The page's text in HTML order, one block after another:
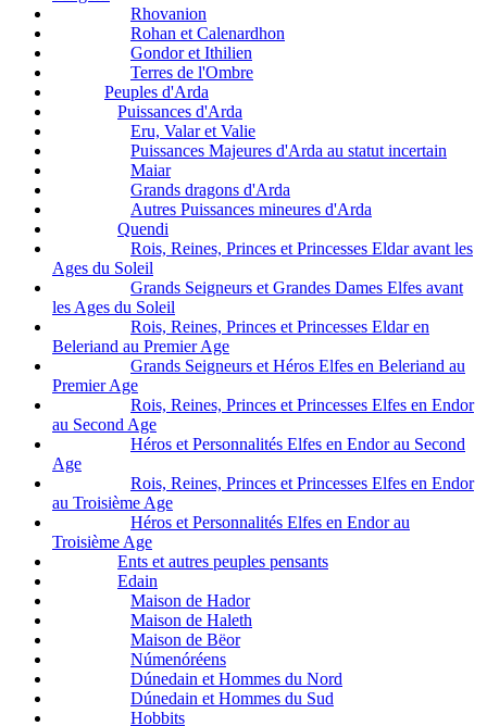
Rhovanion
Rohan et Calenardhon
Gondor et Ithilien
Terres de l'Ombre
Peuples d'Arda
Puissances d'Arda
Eru, Valar et Valie
Puissances Majeures d'Arda au statut incertain
Maiar
Grands dragons d'Arda
Autres Puissances mineures d'Arda
Quendi
Rois, Reines, Princes et Princesses Eldar avant les
Ages du Soleil
Grands Seigneurs et Grandes Dames Elfes avant
les Ages du Soleil
Rois, Reines, Princes et Princesses Eldar en
Beleriand au Premier Age
Grands Seigneurs et Héros Elfes en Beleriand au
Premier Age
Rois, Reines, Princes et Princesses Elfes en Endor
au Second Age
Héros et Personnalités Elfes en Endor au Second
Age
Rois, Reines, Princes et Princesses Elfes en Endor
au Troisième Age
Héros et Personnalités Elfes en Endor au
Troisième Age
Ents et autres peuples pensants
Edain
Maison de Hador
Maison de Haleth
Maison de Bëor
Númenóréens
Dúnedain et Hommes du Nord
Dúnedain et Hommes du Sud
Hobbits